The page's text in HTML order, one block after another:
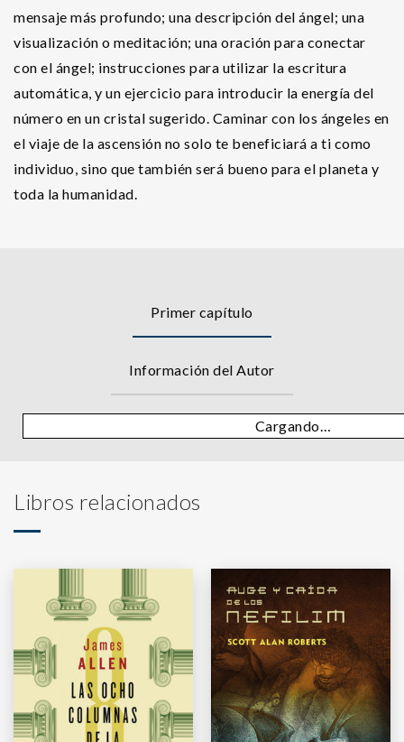
mensaje más profundo; una descripción del ángel; una
visualización o meditación; una oración para conectar
con el ángel; instrucciones para utilizar la escritura
automática, y un ejercicio para introducir la energía del
número en un cristal sugerido. Caminar con los ángeles en
el viaje de la ascensión no solo te beneficiará a ti como
individuo, sino que también será bueno para el planeta y
toda la humanidad.
Primer capítulo
Información del Autor
Cargando…
Libros relacionados